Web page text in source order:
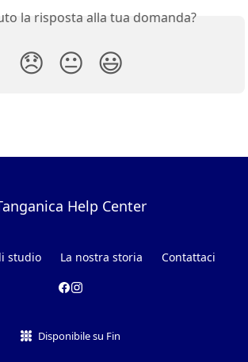
la risposta alla tua domanda?
😞 😐 😃
Help Center
studio La nostra storia Contattaci
Disponibile su Fin